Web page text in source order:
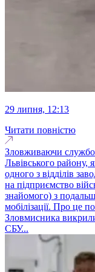
29 липня, 12:13
Читати повністю
Зловживаючи
Львівського району,
одного з відділів
на підприємство
знайомого) з
мобілізації. Про це
Зловмисника викрили
СБУ...